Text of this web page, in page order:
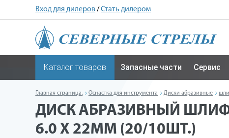
Вход для дилеров/Стать дилером
Каталог товаров Запасные части Сервис
Главная страница. Оснастка для инструмента Диски абразивные
ДИСК АБРАЗИВНЫЙ
6.0 X 22ММ (20/10ШТ.)